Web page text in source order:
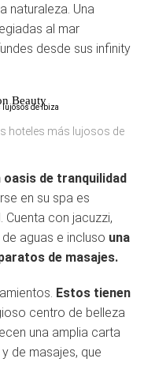
naturaleza. Una
al mar
desde sus infinity
Beauty
hoteles más lujosos de
oasis de tranquilidad
en su spa es
Cuenta con jacuzzi,
aguas e incluso una
de masajes.
Estos tienen
centro de belleza
una amplia carta
de masajes, que